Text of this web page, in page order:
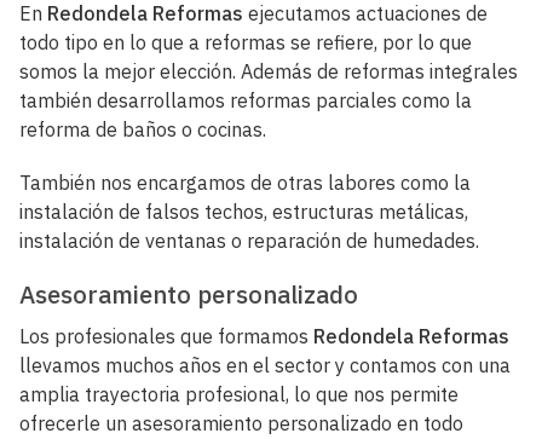
En Redondela Reformas ejecutamos actuaciones de
todo tipo en lo que a reformas se refiere, por lo que
somos la mejor elección. Además de reformas integrales
también desarrollamos reformas parciales como la
reforma de baños o cocinas.
También nos encargamos de otras labores como la
instalación de falsos techos, estructuras metálicas,
instalación de ventanas o reparación de humedades.
Asesoramiento personalizado
Los profesionales que formamos Redondela Reformas
llevamos muchos años en el sector y contamos con una
amplia trayectoria profesional, lo que nos permite
ofrecerle un asesoramiento personalizado en todo